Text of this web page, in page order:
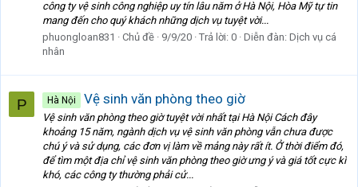
công ty vệ sinh công nghiệp uy tín lâu năm ở Hà Nội, Hòa Mỹ tự tin
mang đến cho quý khách những dịch vụ tuyệt vời...
phuongloan831
Chủ đề 9/9/20 Trả lời: 0 Diễn đàn: Dịch vụ cá
nhân
P Hà Nội Vệ sinh văn phòng theo giờ
Vệ sinh văn phòng theo giờ tuyệt vời nhất tại Hà Nội Cách đây
khoảng 15 năm, ngành dịch vụ vệ sinh văn phòng vẫn chưa được
chú ý và sử dụng, các đơn vị làm về mảng này rất ít. Ở thời điểm đó,
để tìm một địa chỉ vệ sinh văn phòng theo giờ ưng ý và giá tốt cực kì
khó, các công ty thường phải cử...